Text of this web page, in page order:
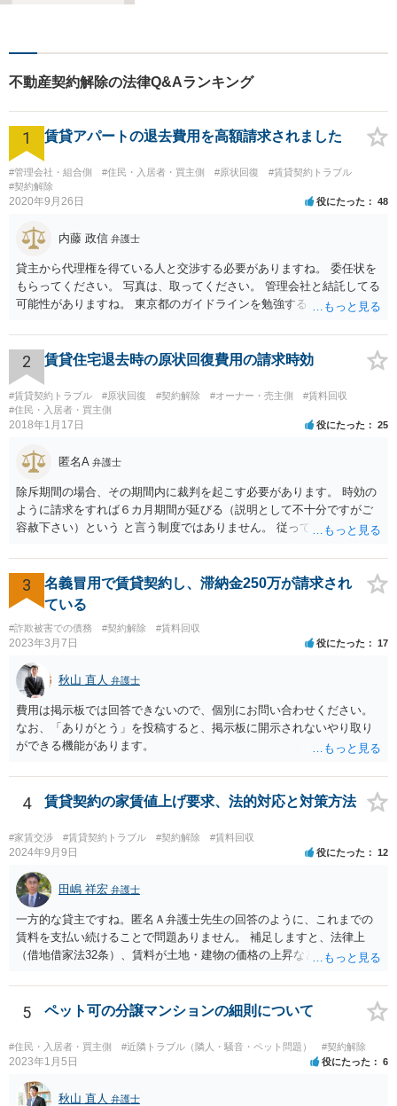
不動産契約解除の法律Q&Aランキング
1 賃貸アパートの退去費用を高額請求されました
#管理会社・組合側 #住民・入居者・買主側 #原状回復
#賃貸契約トラブル
#契約解除
2020年9月26日 役にたった 48
内藤 政信 弁護士
貸主から代理権を得ている人と交渉する必要がありますね。 委任状を
もらってください。 写真は、取ってください。 管理会社と結託してる
可能性がありますね。 東京都のガイドラインを勉強するといいでしょ
2 賃貸住宅退去時の原状回復費用の請求時効
#賃貸契約トラブル #原状回復 #契約解除 #オーナー・売主側
#賃料回収
#住民・入居者・買主側
2018年1月17日 役にたった 25
匿名A 弁護士
除斥期間の場合、その期間内に裁判を起こす必要があります。 時効の
ように請求をすれば６カ月期間が延びる（説明として不十分ですがご
容赦下さい）という と言う制度ではありません。 従って、理論上は１
3
名義冒用で賃貸契約し、滞納金250万が請求され
ている
#詐欺被害での債務 #契約解除 #賃料回収
2023年3月7日 役にたった 17
秋山 直人 弁護士
費用は掲示板では回答できないので、個別にお問い合わせください。
なお、「ありがとう」を投稿すると、掲示板に開示されないやり取り
ができる機能があります。
4 賃貸契約の家賃値上げ要求、法的対応と対策方法
#家賃交渉 #賃貸契約トラブル #契約解除 #賃料回収
2024年9月9日 役にたった 12
田嶋 祥宏 弁護士
一方的な貸主ですね。匿名Ａ弁護士先生の回答のように、これまでの
賃料を支払い続けることで問題ありません。 補足しますと、法律上
（借地借家法32条）、賃料が土地・建物の価格の上昇などの経済事情
は、「契約条件にかかわらず」、当事者は賃料の増減を請求できる、
とされています。 「不相当」かどうかは、貸主から、近隣相場の上昇
を示す同種賃貸物件の根拠資料などを提示してもらわないと判断でき
ませんよね。ご相談者様のケースでは、こうした資料が示されていな
いと思われることと、１０％が相当がどうかが分からないので、「不
相当」という判断ができないから賃料増額には応じないという主張が
できます。 なお、賃貸借契約書には「家賃の変更は貸主・借主間の合
5 ペット可の分譲マンションの細則について
#住民・入居者・買主側 #近隣トラブル（隣人・騒音・ペット問題） #契約解除
2023年1月5日 役にたった 6
秋山 直人 弁護士